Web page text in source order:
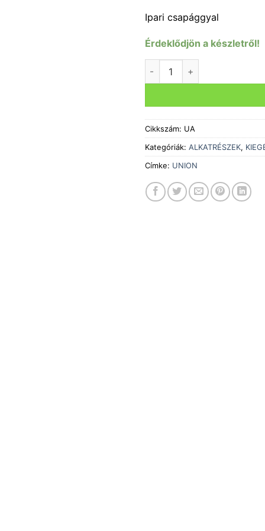
Ipari csapággyal
Érdeklődjön a készletről!
Cikkszám: UA
Kategóriák: ALKATRÉSZEK,
Címke: UNION